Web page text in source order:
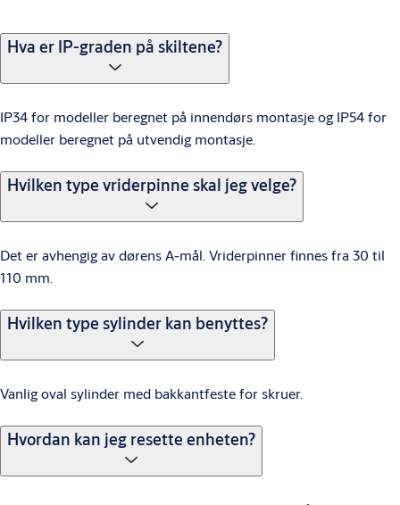
Hva er IP-graden på skiltene?
IP34 for modeller beregnet på innendørs montasje og IP54 for
modeller beregnet på utvendig montasje.
Hvilken type vriderpinne skal jeg velge?
Det er avhengig av dørens A-mål. Vriderpinner finnes fra 30 til
110 mm.
Hvilken type sylinder kan benyttes?
Vanlig oval sylinder med bakkantfeste for skruer.
Hvordan kan jeg resette enheten?